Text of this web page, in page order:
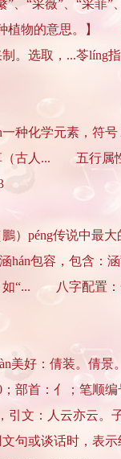
”、“采薇”、“采菲”
植物的意思。】
。选取，...苓líng
化学元素，符号
草（古人... 五行
péng传说中最大
hán包容，包含：
，如“... 八字配
好：倩装。倩景
部首：亻；笔顺编
引文：人云亦云。
文句或谈话时，